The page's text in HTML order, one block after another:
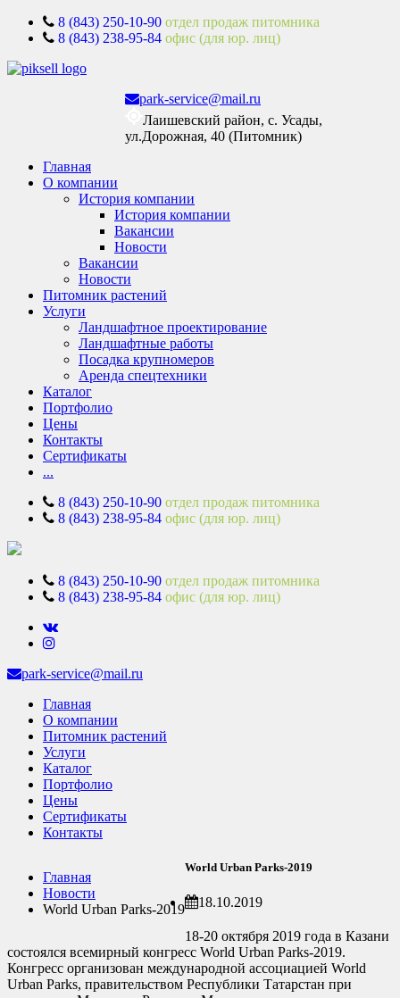
8 (843) 250-10-90 отдел продаж питомника
8 (843) 238-95-84 офис (для юр. лиц)
park-service@mail.ru
Лаишевский район, с. Усады,
ул.Дорожная, 40 (Питомник)
Главная
О компании
История компании
История компании
Вакансии
Новости
Вакансии
Новости
Питомник растений
Услуги
Ландшафтное проектирование
Ландшафтные работы
Посадка крупномеров
Аренда спецтехники
Каталог
Портфолио
Цены
Контакты
Сертификаты
...
8 (843) 250-10-90 отдел продаж питомника
8 (843) 238-95-84 офис (для юр. лиц)
8 (843) 250-10-90 отдел продаж питомника
8 (843) 238-95-84 офис (для юр. лиц)
park-service@mail.ru
Главная
О компании
Питомник растений
Услуги
Каталог
Портфолио
Цены
Сертификаты
Контакты
Главная
Новости
World Urban Parks-2019
World Urban Parks-2019
18.10.2019
18-20 октября 2019 года в Казани
состоялся всемирный конгресс World Urban Parks-2019.
Конгресс организован международной ассоциацией World
Urban Parks, правительством Республики Татарстан при